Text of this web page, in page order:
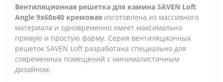
Вентиляционная решетка для камина SAVEN Loft
Angle 9х60х40 кремовая изготовлена ​​из массивного
материала и одновременно имеет максимально
прямую и простую форму. Серия вентиляционных
решеток SAVEN Loft разработана специально для
современных помещений с минималистичным
дизайном.